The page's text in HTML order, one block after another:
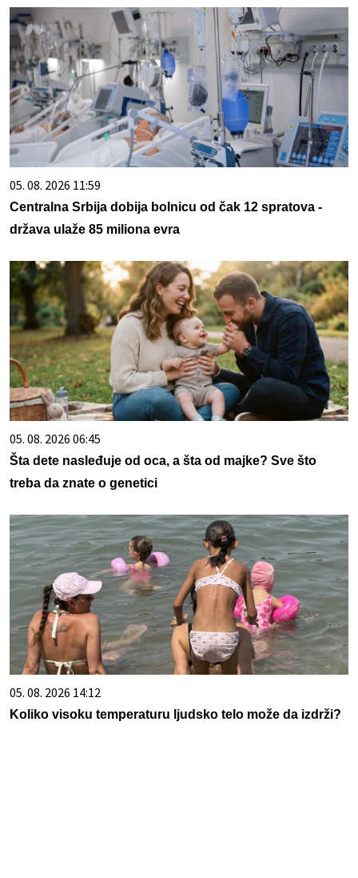
05. 08. 2026 11:59
Centralna Srbija dobija bolnicu od čak 12 spratova -
država ulaže 85 miliona evra
05. 08. 2026 06:45
Šta dete nasleđuje od oca, a šta od majke? Sve što
treba da znate o genetici
05. 08. 2026 14:12
Koliko visoku temperaturu ljudsko telo može da izdrži?